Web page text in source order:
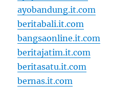
ayobandung.it.com
beritabali.it.com
bangsaonline.it.com
beritajatim.it.com
beritasatu.it.com
bernas.it.com